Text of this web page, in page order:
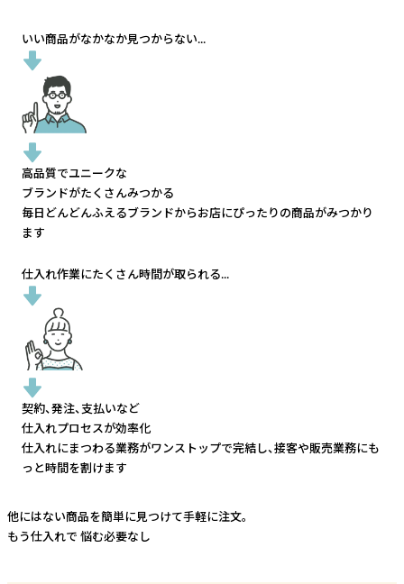
いい商品がなかなか見つからない...
高品質でユニークな
ブランドがたくさんみつかる
毎日どんどんふえるブランドからお店にぴったりの商品がみつかり
ます
仕入れ作業にたくさん時間が取られる...
契約、発注、支払いなど
仕入れプロセスが効率化
仕入れにまつわる業務がワンストップで完結し、接客や販売業務にも
っと時間を割けます
他にはない商品を簡単に見つけて手軽に注文。
もう仕入れで 悩む必要なし